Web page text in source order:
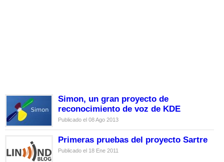
Simon, un gran proyecto de
reconocimiento de voz de KDE
Publicado el 08 Ago 2013
Primeras pruebas del proyecto Sartre
Publicado el 18 Ene 2011